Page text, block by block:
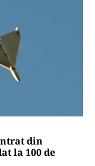
din
la 100 de